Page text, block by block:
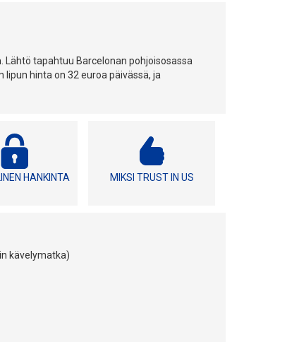
tapahtuu Barcelonan pohjoisosassa
hinta on 32 euroa päivässä, ja
HANKINTA MIKSI TRUST IN US
kävelymatka)